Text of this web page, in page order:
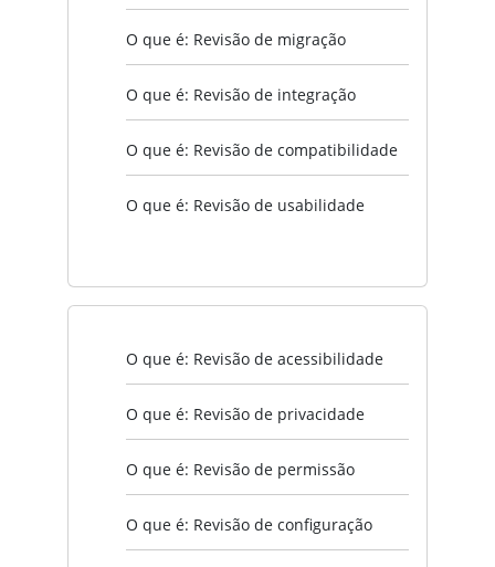
O que é: Revisão de migração
O que é: Revisão de integração
O que é: Revisão de compatibilidade
O que é: Revisão de usabilidade
O que é: Revisão de acessibilidade
O que é: Revisão de privacidade
O que é: Revisão de permissão
O que é: Revisão de configuração